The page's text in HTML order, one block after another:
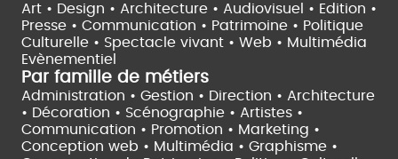
Art • Design • Architecture • Audiovisuel • Edition •
Presse • Communication • Patrimoine • Politique
Culturelle • Spectacle vivant • Web • Multimédia
Evènementiel
Par famille de métiers
Administration • Gestion • Direction • Architecture
• Décoration • Scénographie • Artistes •
Communication • Promotion • Marketing •
Conception web • Multimédia • Graphisme •